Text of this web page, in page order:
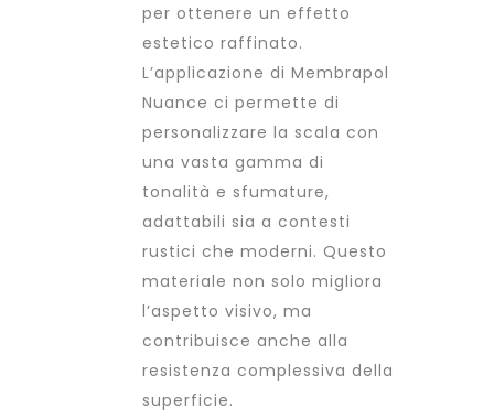
per ottenere un effetto
estetico raffinato.
L’applicazione di Membrapol
Nuance ci permette di
personalizzare la scala con
una vasta gamma di
tonalità e sfumature,
adattabili sia a contesti
rustici che moderni. Questo
materiale non solo migliora
l’aspetto visivo, ma
contribuisce anche alla
resistenza complessiva della
superficie.